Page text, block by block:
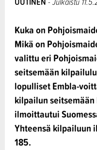
Kuka on
Mikä on
valittu eri
seitsemään
lopulliset Embla-
kilpailun
ilmoittautui
Yhteensä kilpailuun
185.